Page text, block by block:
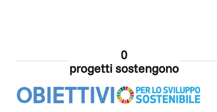
0
progetti sostengono